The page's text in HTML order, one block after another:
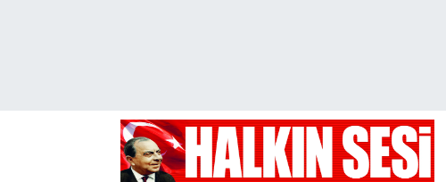
Trafik Durumu